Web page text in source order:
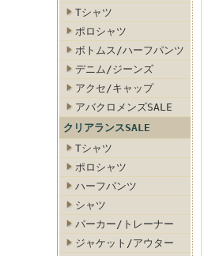
Tシャツ
ポロシャツ
ボトムス/ハーフパンツ
デニム/ジーンズ
アクセ/キャップ
アバクロメンズSALE
クリアランスSALE
Tシャツ
ポロシャツ
ハーフパンツ
シャツ
パーカー/トレーナー
ジャケット/アウター